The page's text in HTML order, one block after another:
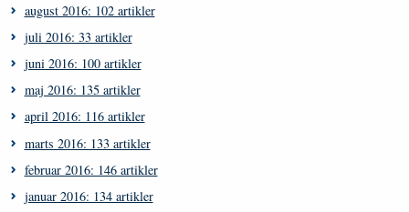
august 2016: 102 artikler
juli 2016: 33 artikler
juni 2016: 100 artikler
maj 2016: 135 artikler
april 2016: 116 artikler
marts 2016: 133 artikler
februar 2016: 146 artikler
januar 2016: 134 artikler